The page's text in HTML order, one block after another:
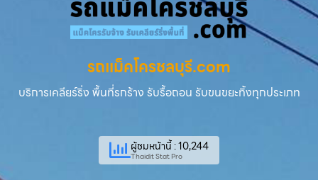
รถแม็คโครชลบุรี.com
บริการเคลียร์ริ่ง พื้นที่รกร้าง รับรื้อถอน รับขนขยะทิ้งทุกประเภท
ผู้ชมหน้านี้ : 10,244
Thaidit Stat Pro